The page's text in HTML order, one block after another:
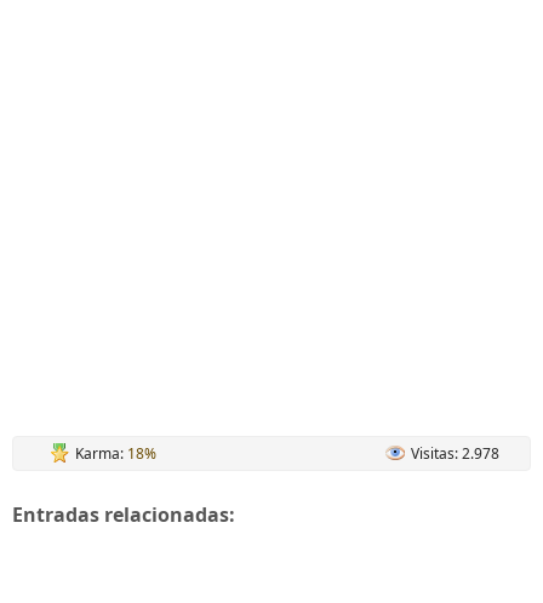
Karma: 18% Visitas: 2.978
Entradas relacionadas: